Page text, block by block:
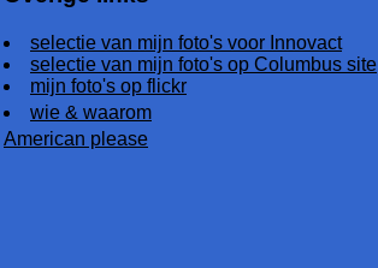
selectie van mijn foto's voor Innovact
selectie van mijn foto's op Columbus site
mijn foto's op flickr
wie & waarom
American please